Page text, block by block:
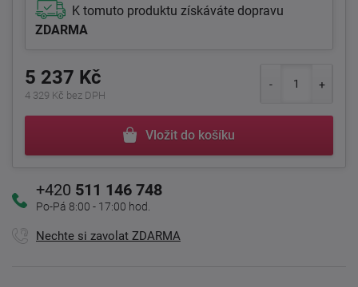
K tomuto produktu získáváte dopravu
ZDARMA
5 237 Kč
4 329 Kč bez DPH
Vložit do košíku
+420 511 146 748
Po-Pá 8:00 - 17:00 hod.
Nechte si zavolat ZDARMA